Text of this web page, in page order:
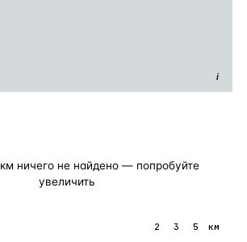
i
км ничего не найдено — попробуйте
увеличить
2 3 5 км